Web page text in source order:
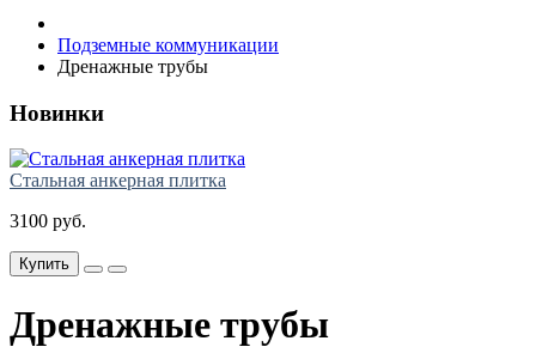
Подземные коммуникации
Дренажные трубы
Новинки
Стальная анкерная плитка
3100 руб.
Купить
Дренажные трубы